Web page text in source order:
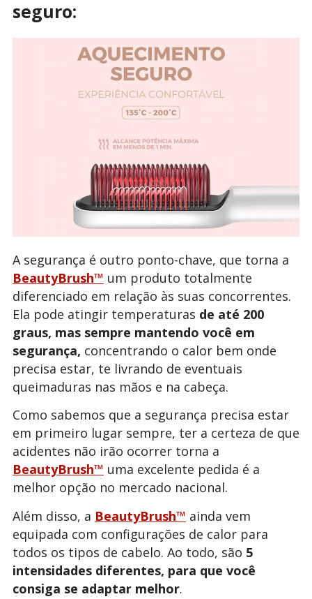
seguro:
A segurança é outro ponto-chave, que torna a
BeautyBrush™ um produto totalmente
diferenciado em relação às suas concorrentes.
Ela pode atingir temperaturas de até 200
graus, mas sempre mantendo você em
segurança, concentrando o calor bem onde
precisa estar, te livrando de eventuais
queimaduras nas mãos e na cabeça.
Como sabemos que a segurança precisa estar
em primeiro lugar sempre, ter a certeza de que
acidentes não irão ocorrer torna a
BeautyBrush™ uma excelente pedida é a
melhor opção no mercado nacional.
Além disso, a BeautyBrush™ ainda vem
equipada com configurações de calor para
todos os tipos de cabelo. Ao todo, são 5
intensidades diferentes, para que você
consiga se adaptar melhor.